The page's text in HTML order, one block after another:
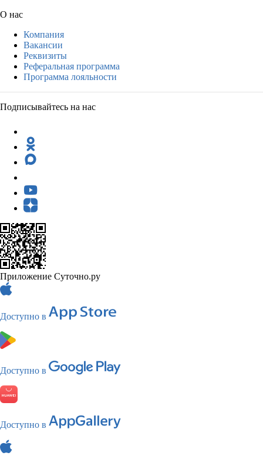
О нас
Компания
Вакансии
Реквизиты
Реферальная программа
Программа лояльности
Подписывайтесь на нас
Приложение Суточно.ру
Доступно в
Доступно в
Доступно в